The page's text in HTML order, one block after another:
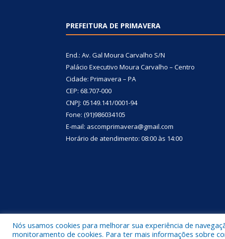
PREFEITURA DE PRIMAVERA
End.: Av. Gal Moura Carvalho S/N
Palácio Executivo Moura Carvalho – Centro
Cidade: Primavera – PA
CEP: 68.707-000
CNPJ: 05149.141/0001-94
Fone: (91)986034105
E-mail: ascomprimavera@gmail.com
Horário de atendimento: 08:00 às 14:00
Todos os direitos reservados a Prefeitura Municipal
Nós usamos cookies para melhorar sua experiência de
monitoramento de cookies. Para ter mais informações sobre